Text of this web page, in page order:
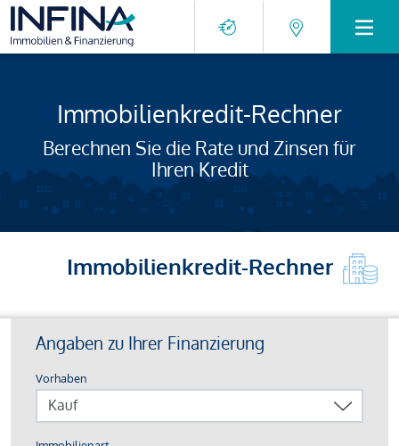
Immobilienkredit-Rechner
Berechnen Sie die Rate und Zinsen für
Ihren Kredit
Immobilienkredit-Rechner